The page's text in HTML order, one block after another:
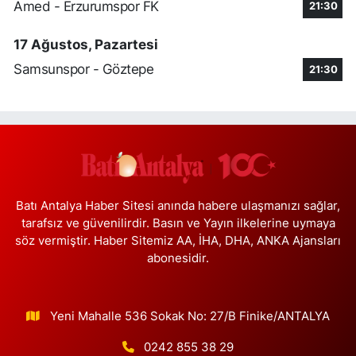
Zübeyde Hanım Mahallesi 1280. Sokak No:10 ESKİ KARAKOL
YAKINI - ESKİ PTT YANI ZÜBEYDE HANIM AİLE SAĞLIĞI MERKEZİ
0 (216) 755 01 02 Yol Tarifi Al
Kağıthane Sağlık Eczanesi
Nurtepe Mahallesi Şehit Mustafa Burcu Caddesi 27A
Yol Tarifi Al
Yeni Mahallesi 7053. Sokak 23 B KİPTAŞ 2 KONUTLARI BİM YANI
Yol Tarifi Al
Amed - Erzurumspor FK 21:30
17 Ağustos, Pazartesi
Samsunspor - Göztepe
21:30
Batı Antalya Haber Sitesi anında habere ulaşmanızı sağlar,
tarafsız ve güvenilirdir. Basın ve Yayın ilkelerine uymaya
söz vermiştir. Haber Sitemiz AA, İHA, DHA, ANKA Ajansları
abonesidir.
Yeni Mahalle 536 Sokak No: 27/B Finike/ANTALYA
0242 855 38 29